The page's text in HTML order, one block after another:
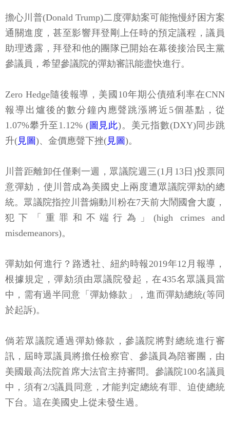
擔心川普(Donald Trump)二度彈劾案可能拖慢紓困方案
通關進度，甚至影響拜登剛上任時的預定議程，議員
助理透露，拜登和他的團隊已開始在幕後接洽民主黨
參議員，希望參議院的彈劾審訊能盡快進行。
Zero Hedge隨後報導，美國10年期公債殖利率在CNN
報導出爐後的數分鐘內應聲跳漲將近5個基點，從
1.07%攀升至1.12% (圖見此)。美元指數(DXY)同步跳
升(見圖)、金價應聲下挫(見圖)。
川普距離卸任僅剩一週，眾議院週三(1月13日)投票同
意彈劾，使川普成為美國史上兩度遭眾議院彈劾的總
統。眾議院指控川普煽動川粉在7天前大鬧國會大廈，
犯下「重罪和不端行為」(high crimes and
misdemeanors)。
彈劾如何進行？路透社、紐約時報2019年12月報導，
根據規定，彈劾須由眾議院發起，在435名眾議員當
中，需有過半同意「彈劾條款」，進而彈劾總統(等同
於起訴)。
倘若眾議院通過彈劾條款，參議院將對總統進行審
訊，屆時眾議員將擔任檢察官、參議員為陪審團，由
美國最高法院首席大法官主持審問。參議院100名議員
中，須有2/3議員同意，才能判定總統有罪、迫使總統
下台。這在美國史上從未發生過。